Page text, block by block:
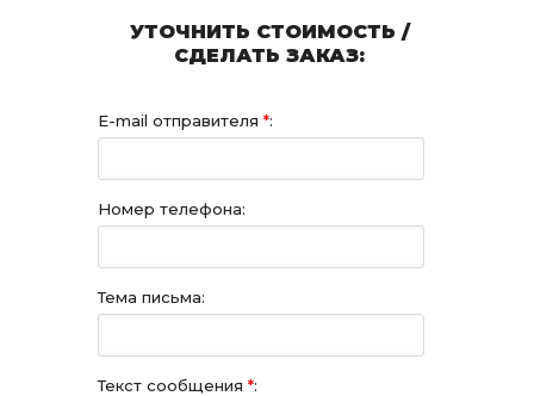
УТОЧНИТЬ СТОИМОСТЬ /
СДЕЛАТЬ ЗАКАЗ:
E-mail отправителя *:
Номер телефона:
Тема письма:
Текст сообщения *: